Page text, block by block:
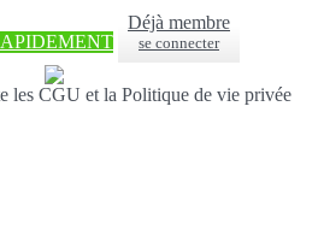
Déjà membre
se connecter
les CGU et la Politique de vie privée